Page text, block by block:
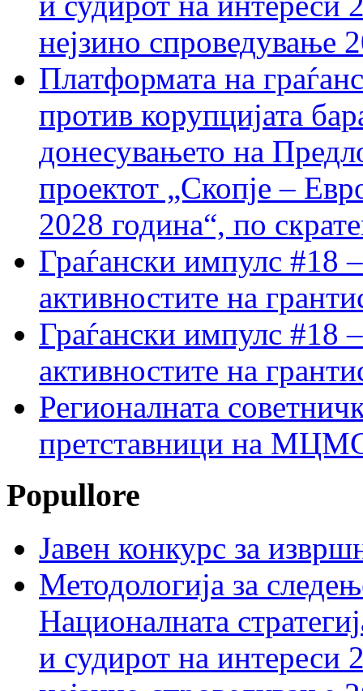
нејзино спроведување
Платформата на
против корупцијата
донесувањето на
проектот „Скопје –
2028 година“, по
Граѓански импулс #18
активностите на
Граѓански импулс #18
активностите на
Регионалната
претставници на МЦМС
Popullore
Јавен конкурс за
Методологија за
Националната
и судирот на интереси